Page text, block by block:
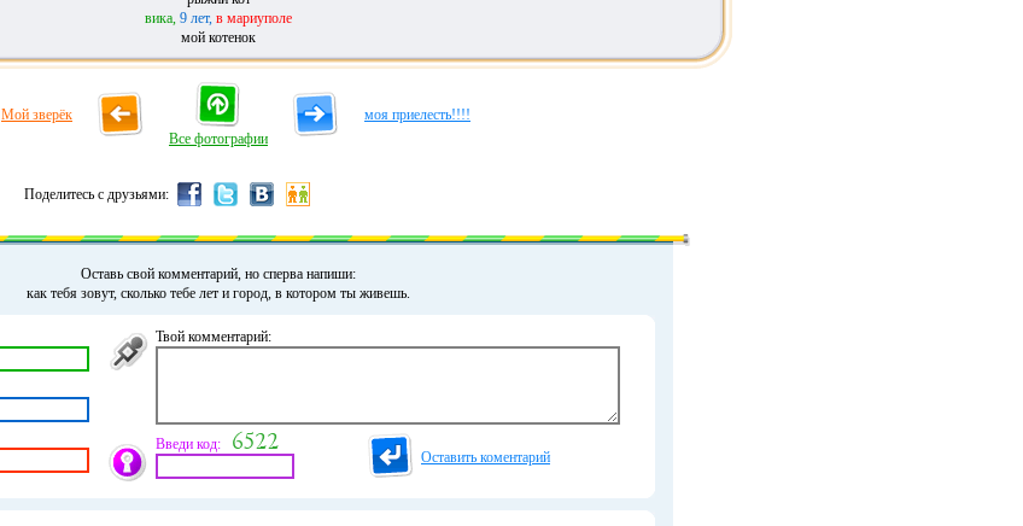
вика, 9 лет, в мариуполе
мой котенок
Мой зверёк
Все фотографии
моя приелесть!!!!
Поделитесь с друзьями:
Оставь свой комментарий, но сперва напиши:
как тебя зовут, сколько тебе лет и город, в котором ты живешь.
Твой комментарий:
Введи код:
Оставить коментарий